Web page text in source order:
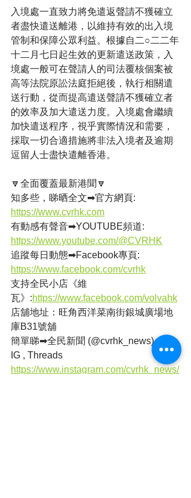
入境處一直致力將免遣返聲請不獲確立
者盡快遣送離港，以維持有效的出入境
管制和保障公眾利益。根據自二○二二年
十二月七日起生效的更新遣送政策，入
境處一般可在聲請人的司法覆核個案被
高等法院原訟法庭拒絕後，執行相關遣
送行動，從而提高遣送聲請不獲確立者
的效率及加大遣送力度。入境處會繼續
加快遣送程序，視乎實際情況和需要，
採取一切合適措施將非法入境者及逾期
逗留人士盡快遣離香港。
🔽全面覆蓋最新港聞🔽
知多些，睇晒全文➡官方網頁:
https://www.cvrhk.com
有動感有聲音➡YOUTUBE頻道:
https://www.youtube.com/@CVRHK
追蹤每日動態➡Facebook專頁:
https://www.facebook.com/cvrhk
支持全民小店《維
瓦》:https://www.facebook.com/volvahk
店舖地址：旺角西洋菜南街銀城廣場地
庫B31號舖
簡單睇➡全民新聞 (@cvrhk_news) on
IG , Threads
https://www.instagram.com/cvrhk_news/